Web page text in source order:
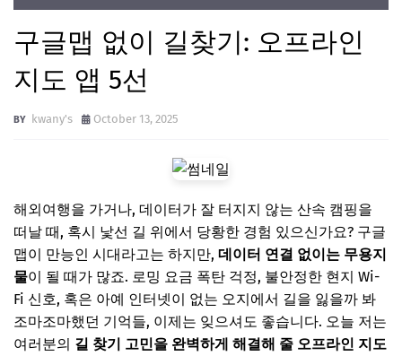
구글맵 없이 길찾기: 오프라인
지도 앱 5선
kwany's October 13, 2025
해외여행을 가거나, 데이터가 잘 터지지 않는 산속 캠핑을
떠날 때, 혹시 낯선 길 위에서 당황한 경험 있으신가요? 구글
맵이 만능인 시대라고는 하지만, 데이터 연결 없이는 무용지
물이 될 때가 많죠. 로밍 요금 폭탄 걱정, 불안정한 현지 Wi-
Fi 신호, 혹은 아예 인터넷이 없는 오지에서 길을 잃을까 봐
조마조마했던 기억들, 이제는 잊으셔도 좋습니다. 오늘 저는
여러분의 길 찾기 고민을 완벽하게 해결해 줄 오프라인 지도